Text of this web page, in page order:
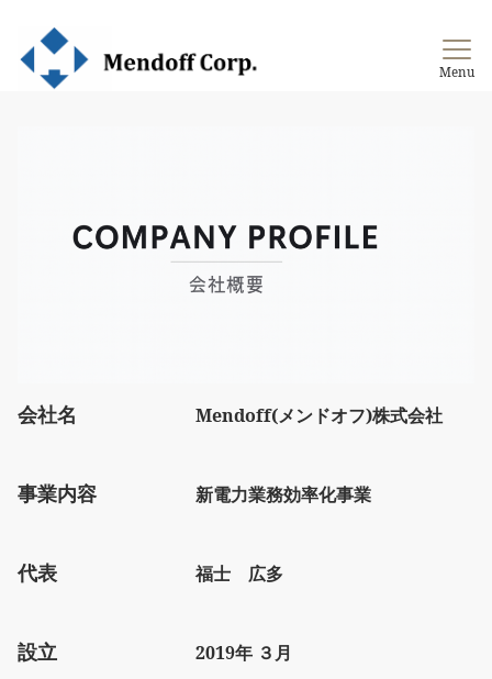
Menu
会社名 Mendoff(メンドオフ)株式会社
事業内容 新電力業務効率化事業
代表 福士 広多
設立 2019年 ３月